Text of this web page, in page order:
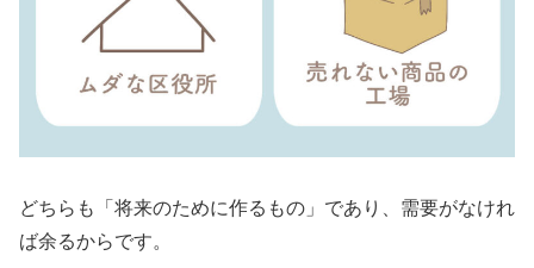
どちらも「将来のために作るもの」であり、需要がなけれ
ば余るからです。